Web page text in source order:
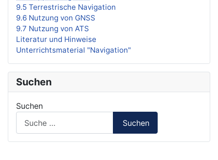
9.5 Terrestrische Navigation
9.6 Nutzung von GNSS
9.7 Nutzung von ATS
Literatur und Hinweise
Unterrichtsmaterial "Navigation"
Suchen
Suchen
Suchen